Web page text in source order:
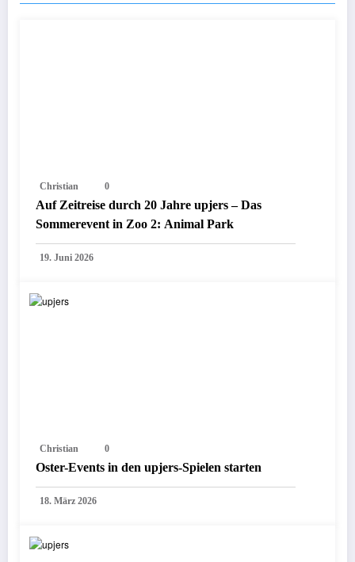
Christian 0
Auf Zeitreise durch 20 Jahre upjers – Das
Sommerevent in Zoo 2: Animal Park
19. Juni 2026
Christian 0
Oster-Events in den upjers-Spielen starten
18. März 2026